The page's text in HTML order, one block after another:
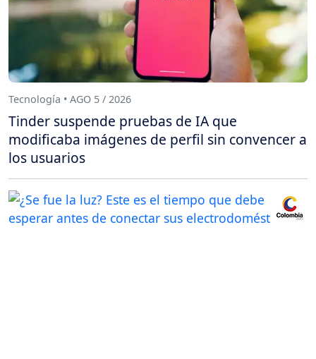
Tecnología • AGO 5 / 2026
Tinder suspende pruebas de IA que
modificaba imágenes de perfil sin convencer a
los usuarios